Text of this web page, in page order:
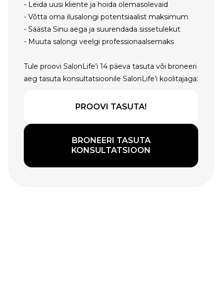
- Leida uusi kliente ja hoida olemasolevaid
- Võtta oma ilusalongi potentsiaalist maksimum
- Säästa Sinu aega ja suurendada sissetulekut
- Muuta salongi veelgi professionaalsemaks
Tule proovi SalonLife’i 14 päeva tasuta või broneeri
aeg tasuta konsultatsioonile SalonLife’i koolitajaga:
PROOVI TASUTA!
BRONEERI TASUTA
KONSULTATSIOON